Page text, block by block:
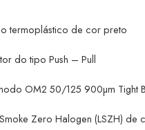
termoplástico de cor preto
do tipo Push – Pull
OM2 50/125 900µm Tight
Zero Halogen (LSZH) de